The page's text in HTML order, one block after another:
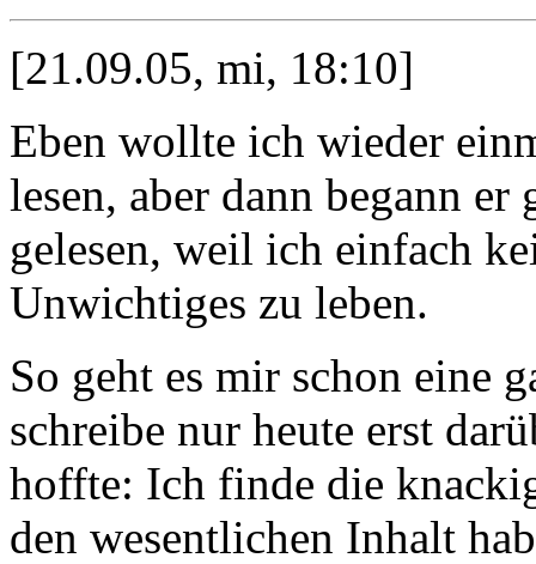
[21.09.05, mi, 18:10]
Eben wollte ich wieder
lesen, aber dann begann
gelesen, weil ich einfach
Unwichtiges zu leben.
So geht es mir schon eine
schreibe nur heute erst
hoffte: Ich finde die
den wesentlichen Inhalt